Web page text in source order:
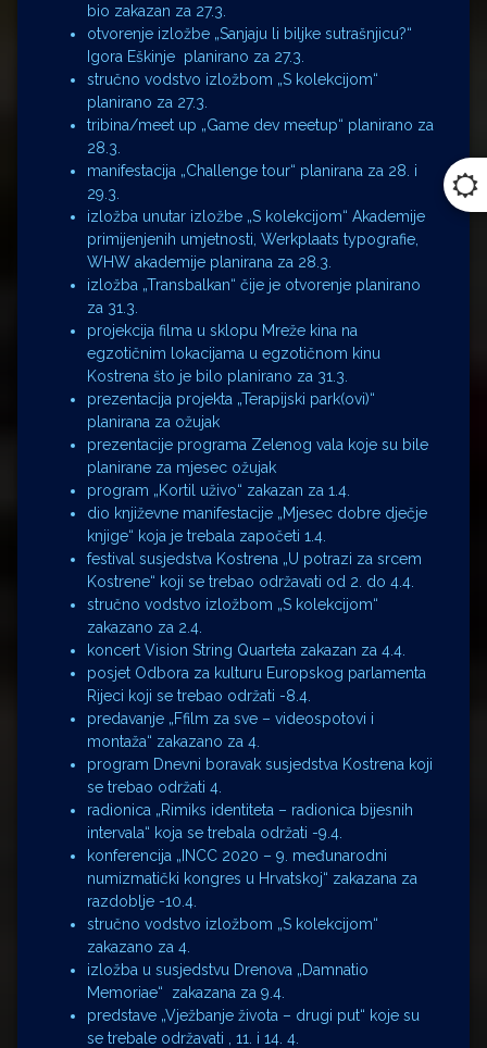
bio zakazan za 27.3.
otvorenje izložbe „Sanjaju li biljke sutrašnjicu?“
Igora Eškinje planirano za 27.3.
stručno vodstvo izložbom „S kolekcijom“
planirano za 27.3.
tribina/meet up „Game dev meetup“ planirano za
28.3.
manifestacija „Challenge tour“ planirana za 28. i
29.3.
izložba unutar izložbe „S kolekcijom“ Akademije
primijenjenih umjetnosti, Werkplaats typografie,
WHW akademije planirana za 28.3.
izložba „Transbalkan“ čije je otvorenje planirano
za 31.3.
projekcija filma u sklopu Mreže kina na
egzotičnim lokacijama u egzotičnom kinu
Kostrena što je bilo planirano za 31.3.
prezentacija projekta „Terapijski park(ovi)“
planirana za ožujak
prezentacije programa Zelenog vala koje su bile
planirane za mjesec ožujak
program „Kortil uživo“ zakazan za 1.4.
dio književne manifestacije „Mjesec dobre dječje
knjige“ koja je trebala započeti 1.4.
festival susjedstva Kostrena „U potrazi za srcem
Kostrene“ koji se trebao održavati od 2. do 4.4.
stručno vodstvo izložbom „S kolekcijom“
zakazano za 2.4.
koncert Vision String Quarteta zakazan za 4.4.
posjet Odbora za kulturu Europskog parlamenta
Rijeci koji se trebao održati -8.4.
predavanje „Ffilm za sve – videospotovi i
montaža“ zakazano za 4.
program Dnevni boravak susjedstva Kostrena koji
se trebao održati 4.
radionica „Rimiks identiteta – radionica bijesnih
intervala“ koja se trebala održati -9.4.
konferencija „INCC 2020 – 9. međunarodni
numizmatički kongres u Hrvatskoj“ zakazana za
razdoblje -10.4.
stručno vodstvo izložbom „S kolekcijom“
zakazano za 4.
izložba u susjedstvu Drenova „Damnatio
Memoriae“ zakazana za 9.4.
predstave „Vježbanje života – drugi put“ koje su
se trebale održavati , 11. i 14. 4.